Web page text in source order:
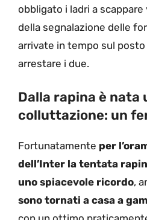
obbligato i ladri a
della segnalazione delle
arrivate in tempo sul posto
arrestare i due.
Dalla rapina è nata
colluttazione: un
Fortunatamente per
dell’Inter la tentata
uno spiacevole ricordo,
sono tornati a casa a